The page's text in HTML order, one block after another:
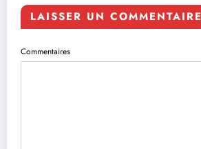
LAISSER UN COMMENTAIRE
Commentaires